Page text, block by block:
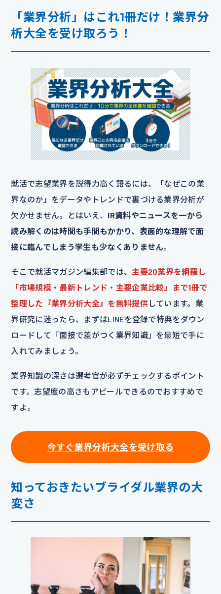
「業界分析」はこれ1冊だけ！業界分
析大全を受け取ろう！
就活で志望業界を説得力高く語るには、「なぜこの業
界なのか」をデータやトレンドで裏づける業界分析が
欠かせません。とはいえ、 IR資料やニュースを一から
読み解くのは時間も手間もかかり、表面的な理解で面
接に臨んでしまう学生も少なくありません。
そこで就活マガジン編集部では、 主要20業界を網羅し
「市場規模・最新トレンド・主要企業比較」まで1冊で
整理した『業界分析大全』を無料提供しています。業
界研究に迷ったら、まずはLINEを登録で特典をダウン
ロードして「面接で差がつく業界知識」を最短で手に
入れてみましょう。
業界知識の深さは選考官が必ずチェックするポイント
です。志望度の高さもアピールできるのでおすすめで
すよ。
今すぐ業界分析大全を受け取る
知っておきたいブライダル業界の大
変さ